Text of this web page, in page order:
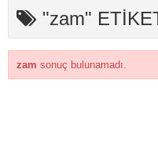
"zam"
zam sonuç bulunamadı.